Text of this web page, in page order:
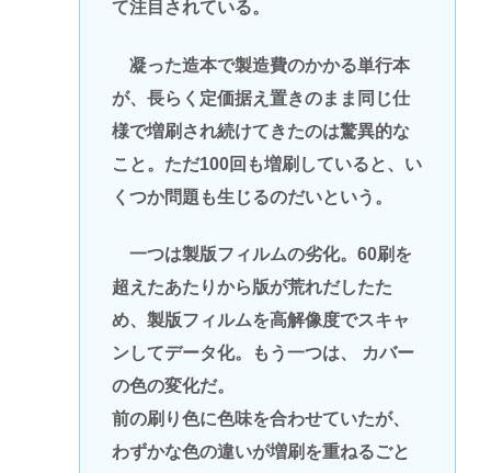
て注目されている。
凝った造本で製造費のかかる単行本
が、長らく定価据え置きのまま同じ仕
様で増刷され続けてきたのは驚異的な
こと。ただ100回も増刷していると、い
くつか問題も生じるのだいという。
一つは製版フィルムの劣化。60刷を
超えたあたりから版が荒れだしたた
め、製版フィルムを高解像度でスキャ
ンしてデータ化。もう一つは、 カバー
の色の変化だ。
前の刷り色に色味を合わせていたが、
わずかな色の違いが増刷を重ねるごと